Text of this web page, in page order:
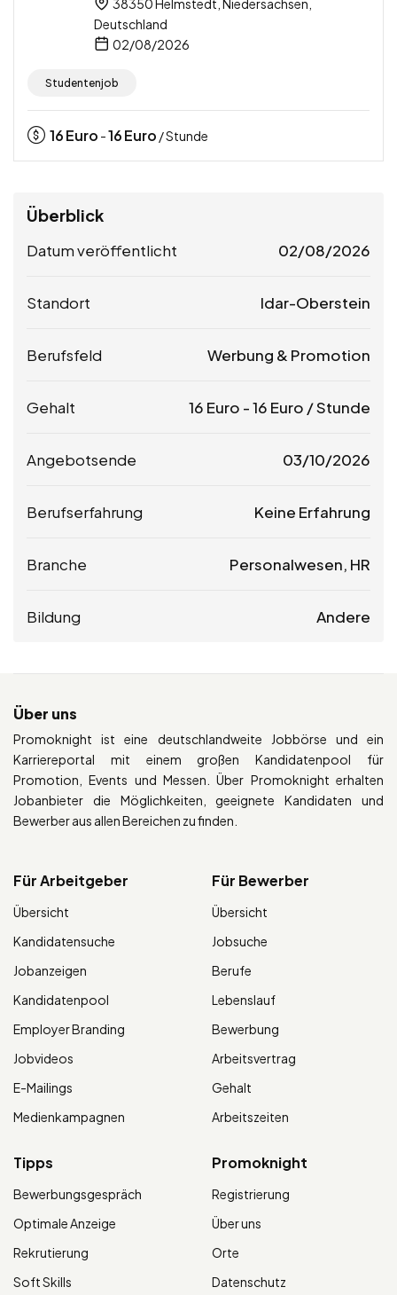
38350 Helmstedt, Niedersachsen,
Deutschland
02/08/2026
Studentenjob
16Euro -16Euro / Stunde
Überblick
Datum veröffentlicht 02/08/2026
Standort Idar-Oberstein
Berufsfeld Werbung & Promotion
Gehalt 16 Euro -16 Euro / Stunde
Angebotsende 03/10/2026
Berufserfahrung Keine Erfahrung
Branche Personalwesen, HR
Bildung Andere
Über uns
Promoknight ist eine deutschlandweite Jobbörse und ein
Karriereportal mit einem großen Kandidatenpool für
Promotion, Events und Messen. Über Promoknight erhalten
Jobanbieter die Möglichkeiten, geeignete Kandidaten und
Bewerber aus allen Bereichen zu finden.
Für Arbeitgeber
Übersicht
Kandidatensuche
Jobanzeigen
Kandidatenpool
Employer Branding
Jobvideos
E-Mailings
Medienkampagnen
Für Bewerber
Übersicht
Jobsuche
Berufe
Lebenslauf
Bewerbung
Arbeitsvertrag
Gehalt
Arbeitszeiten
Tipps
Bewerbungsgespräch
Optimale Anzeige
Rekrutierung
Soft Skills
Promoknight
Registrierung
Über uns
Orte
Datenschutz